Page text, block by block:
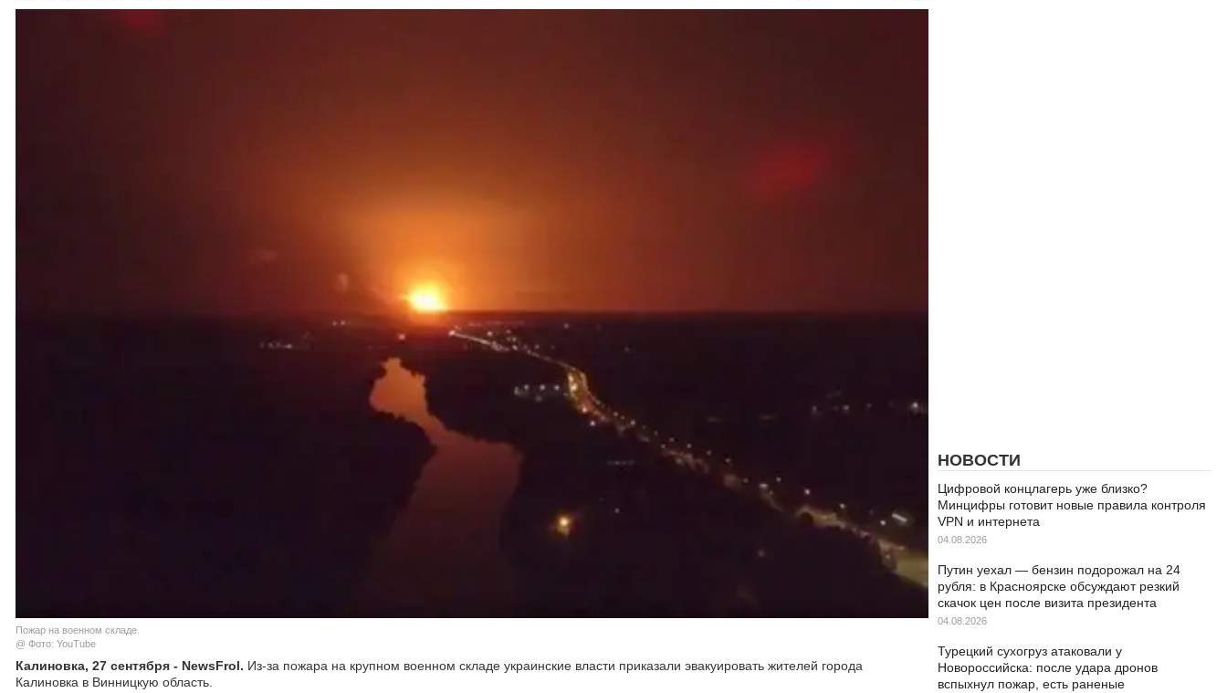
Пожар на военном складе.
@ Фото: YouTube
Калиновка, 27 сентября - NewsFrol. Из-за пожара на крупном военном складе украинские власти приказали эвакуировать жителей города
Калиновка в Винницкую область.
НОВОСТИ
Цифровой концлагерь уже близко?
Минцифры готовит новые правила контроля
VPN и интернета
04.08.2026
Путин уехал — бензин подорожал на 24
рубля: в Красноярске обсуждают резкий
скачок цен после визита президента
04.08.2026
Турецкий сухогруз атаковали у
Новороссийска: после удара дронов
вспыхнул пожар, есть раненые